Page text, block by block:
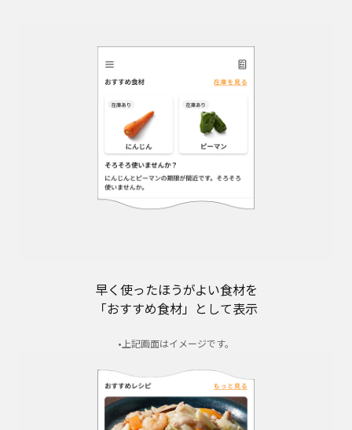
早く使ったほうがよい食材を
「おすすめ食材」として表示
•上記画面はイメージです。